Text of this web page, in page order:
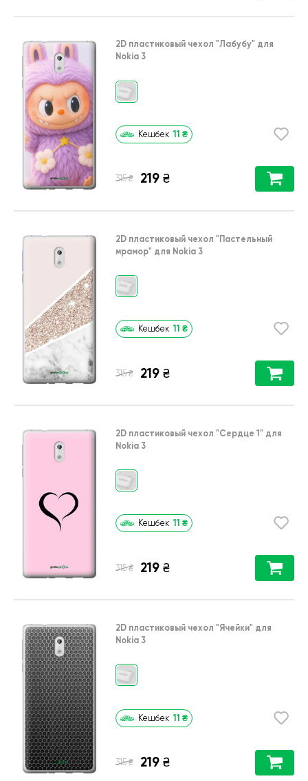
2D пластиковый чехол "Лабубу" для
Nokia 3
Кешбек 11 ₴
315 ₴ 219 ₴
2D пластиковый чехол "Пастельный
мрамор" для Nokia 3
Кешбек 11 ₴
315 ₴ 219 ₴
2D пластиковый чехол "Сердце 1" для
Nokia 3
Кешбек 11 ₴
315 ₴ 219 ₴
2D пластиковый чехол "Ячейки" для
Nokia 3
Кешбек 11 ₴
315 ₴ 219 ₴